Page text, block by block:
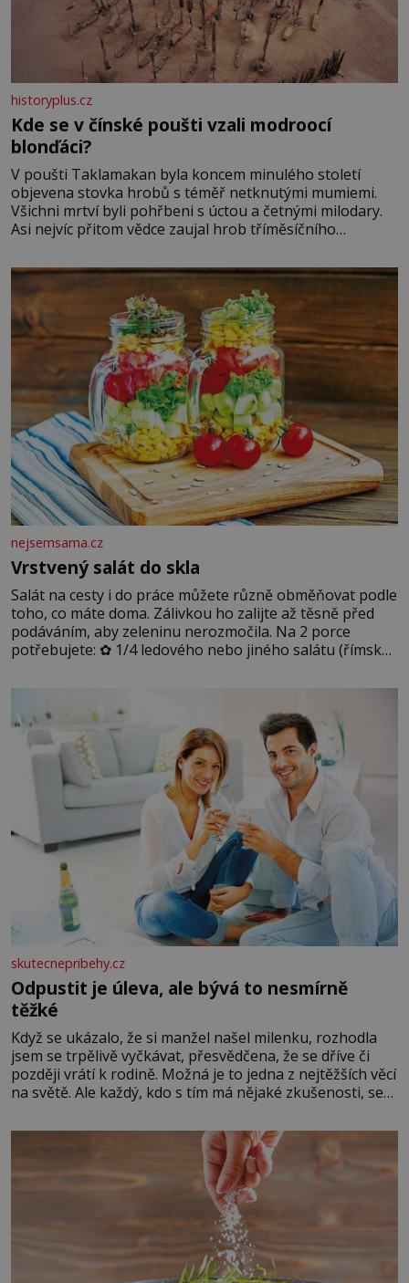
historyplus.cz
Kde se v čínské poušti vzali modroocí
blonďáci?
V poušti Taklamakan byla koncem minulého století
objevena stovka hrobů s téměř netknutými mumiemi.
Všichni mrtví byli pohřbeni s úctou a četnými milodary.
Asi nejvíc přitom vědce zaujal hrob tříměsíčního
blonďaté vlásky. Fakt, že jsou těla dávných lidí nesmírně
dobře zachovalá, přičítají odborníci zdejším klimatickým
podmínkám. Sucho, prosolené písky a extrémně
nejsemsama.cz
Vrstvený salát do skla
Salát na cesty i do práce můžete různě obměňovat podle
toho, co máte doma. Zálivkou ho zalijte až těsně před
podáváním, aby zeleninu nerozmočila. Na 2 porce
potřebujete: ✿ 1/4 ledového nebo jiného salátu (římský
okurky ✿ 2 rajčata Zálivka: ✿ 4 lžíce olivového oleje ✿ 1
lžíci citronové šťávy ✿ ½ stroužku
skutecnepribehy.cz
Odpustit je úleva, ale bývá to nesmírně
těžké
Když se ukázalo, že si manžel našel milenku, rozhodla
jsem se trpělivě vyčkávat, přesvědčena, že se dříve či
později vrátí k rodině. Možná je to jedna z nejtěžších věcí
na světě. Ale každý, kdo s tím má nějaké zkušenosti, se
Když se ke mně doneslo, že si manžel pořídil milenku,